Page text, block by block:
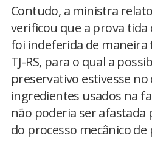
Contudo, a ministra
verificou que a prova
foi indeferida de
TJ-RS, para o qual a
preservativo estivesse
ingredientes usados na
não poderia ser afastada
do processo mecânico de